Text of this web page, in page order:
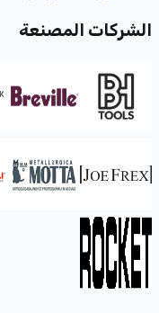
الشركات المصنعة